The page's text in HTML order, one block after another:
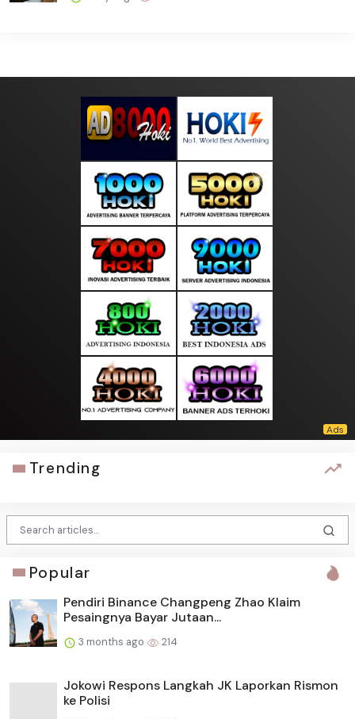
Trending
Popular
Pendiri Binance Changpeng Zhao Klaim
Pesaingnya Bayar Jutaan...
3 months ago 214
Jokowi Respons Langkah JK Laporkan Rismon
ke Polisi